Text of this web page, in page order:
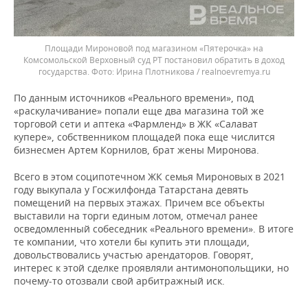
Площади Мироновой под магазином «Пятерочка» на
Комсомольской Верховный суд РТ постановил обратить в доход
государства.
Ирина Плотникова / realnoevremya.ru
По данным источников «Реального времени», под
«раскулачивание» попали еще два магазина той же
торговой сети и аптека «Фармленд» в ЖК «Салават
купере», собственником площадей пока еще числится
бизнесмен Артем Корнилов, брат жены Миронова.
Всего в этом соципотечном ЖК семья Мироновых в 2021
году выкупала у Госжилфонда Татарстана девять
помещений на первых этажах. Причем все объекты
выставили на торги единым лотом, отмечал ранее
осведомленный собеседник «Реального времени». В итоге
те компании, что хотели бы купить эти площади,
довольствовались участью арендаторов. Говорят,
интерес к этой сделке проявляли антимонопольщики, но
почему-то отозвали свой арбитражный иск.